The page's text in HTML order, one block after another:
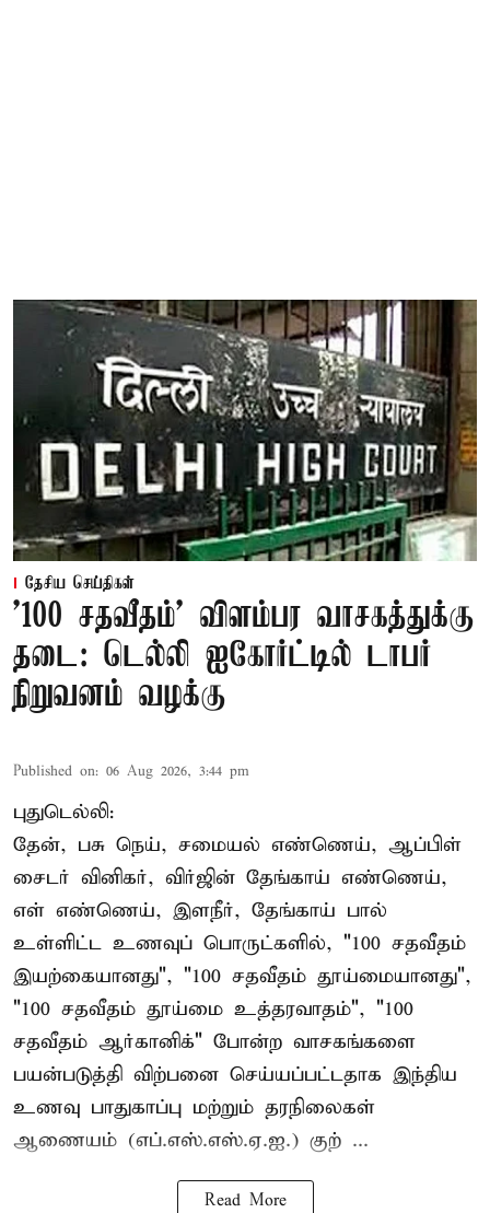
தேசிய செய்திகள்
'100 சதவீதம்' விளம்பர வாசகத்துக்கு
தடை: டெல்லி ஐகோர்ட்டில் டாபர்
நிறுவனம் வழக்கு
Published on: 06 Aug 2026, 3:44 pm
புதுடெல்லி:
தேன், பசு நெய், சமையல் எண்ணெய், ஆப்பிள்
சைடர் வினிகர், விர்ஜின் தேங்காய் எண்ணெய்,
எள் எண்ணெய், இளநீர், தேங்காய் பால்
உள்ளிட்ட உணவுப் பொருட்களில், "100 சதவீதம்
இயற்கையானது", "100 சதவீதம் தூய்மையானது",
"100 சதவீதம் தூய்மை உத்தரவாதம்", "100
சதவீதம் ஆர்கானிக்" போன்ற வாசகங்களை
பயன்படுத்தி விற்பனை செய்யப்பட்டதாக இந்திய
உணவு பாதுகாப்பு மற்றும் தரநிலைகள்
ஆணையம் (எப்.எஸ்.எஸ்.ஏ.ஐ.) குற் ...
Read More